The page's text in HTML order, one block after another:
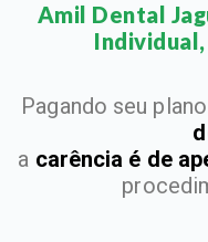
Amil Dental
Pagando seu
a carência é de